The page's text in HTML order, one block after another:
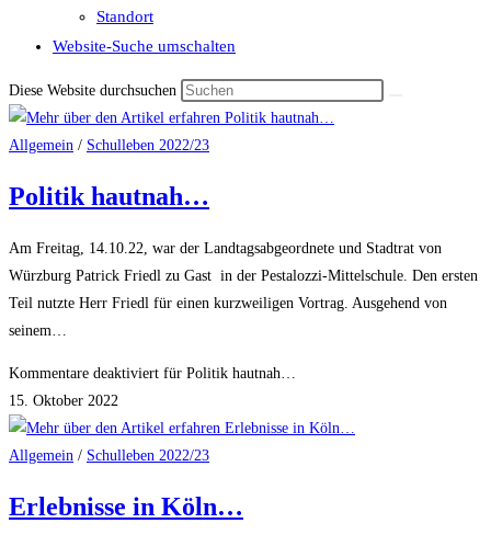
Standort
Website-Suche umschalten
Diese Website durchsuchen
Allgemein / Schulleben 2022/23
Politik hautnah…
Am Freitag, 14.10.22, war der Landtagsabgeordnete und Stadtrat von
Würzburg Patrick Friedl zu Gast in der Pestalozzi-Mittelschule. Den ersten
Teil nutzte Herr Friedl für einen kurzweiligen Vortrag. Ausgehend von
seinem…
Kommentare deaktiviert für Politik hautnah…
15. Oktober 2022
Allgemein / Schulleben 2022/23
Erlebnisse in Köln…